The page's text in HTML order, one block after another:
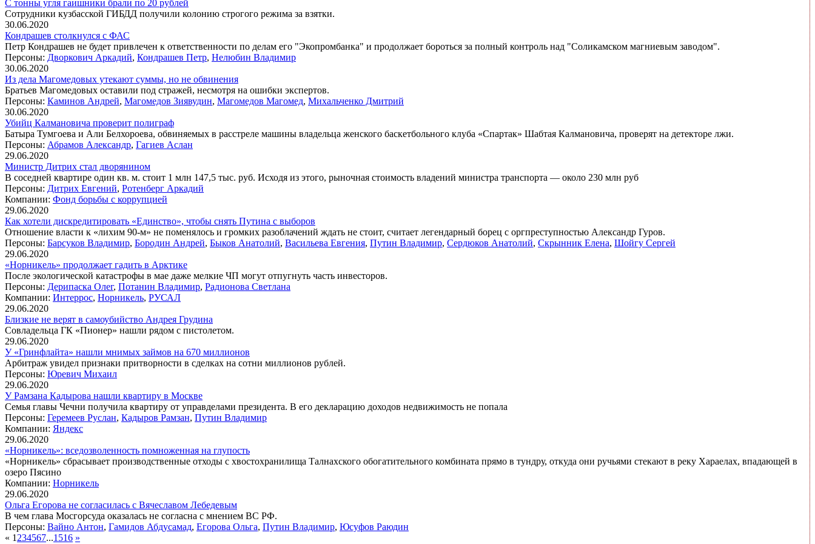
С тонны угля гаишники брали по 20 рублей
Сотрудники кузбасской ГИБДД получили колонию строгого режима за взятки.
30.06.2020
Кондрашев столкнулся с ФАС
Петр Кондрашев не будет привлечен к ответственности по делам его "Экопромбанка" и продолжает бороться за полный контроль над "Соликамском магниевым заводом".
Персоны: Дворкович Аркадий, Кондрашев Петр, Нелюбин Владимир
30.06.2020
Из дела Магомедовых утекают суммы, но не обвинения
Братьев Магомедовых оставили под стражей, несмотря на ошибки экспертов.
Персоны: Каминов Андрей, Магомедов Зиявудин, Магомедов Магомед, Михальченко Дмитрий
30.06.2020
Убийц Калмановича проверит полиграф
Батыра Тумгоева и Али Белхороева, обвиняемых в расстреле машины владельца женского баскетбольного клуба «Спартак» Шабтая Калмановича, проверят на детекторе лжи.
Персоны: Абрамов Александр, Гагиев Аслан
29.06.2020
Министр Дитрих стал дворянином
В соседней квартире один кв. м. стоит 1 млн 147,5 тыс. руб. Исходя из этого, рыночная стоимость владений министра транспорта — около 230 млн руб
Персоны: Дитрих Евгений, Ротенберг Аркадий
Компании: Фонд борьбы с коррупцией
29.06.2020
Как хотели дискредитировать «Единство», чтобы снять Путина с выборов
Отношение власти к «лихим 90-м» не поменялось и громких разоблачений ждать не стоит, считает легендарный борец с оргпреступностью Александр Гуров.
Персоны: Барсуков Владимир, Бородин Андрей, Быков Анатолий, Васильева Евгения, Путин Владимир, Сердюков Анатолий, Скрынник Елена, Шойгу Сергей
29.06.2020
«Норникель» продолжает гадить в Арктике
После экологической катастрофы в мае даже мелкие ЧП могут отпугнуть часть инвесторов.
Персоны: Дерипаска Олег, Потанин Владимир, Радионова Светлана
Компании: Интеррос, Норникель, РУСАЛ
29.06.2020
Близкие не верят в самоубийство Андрея Грудина
Совладельца ГК «Пионер» нашли рядом с пистолетом.
29.06.2020
У «Гринфлайта» нашли мнимых займов на 670 миллионов
Арбитраж увидел признаки притворности в сделках на сотни миллионов рублей.
Персоны: Юревич Михаил
29.06.2020
У Рамзана Кадырова нашли квартиру в Москве
Семья главы Чечни получила квартиру от управделами президента. В его декларацию доходов недвижимость не попала
Персоны: Геремеев Руслан, Кадыров Рамзан, Путин Владимир
Компании: Яндекс
29.06.2020
«Норникель»: вседозволенность помноженная на глупость
«Норникель» сбрасывает производственные отходы с хвостохранилища Талнахского обогатительного комбината прямо в тундру, откуда они ручьями стекают в реку Хараелах, впадающей в
озеро Пясино
Компании: Норникель
29.06.2020
Ольга Егорова не согласилась с Вячеславом Лебедевым
В чем глава Мосгорсуда оказалась не согласна с мнением ВС РФ.
Персоны: Вайно Антон, Гамидов Абдусамад, Егорова Ольга, Путин Владимир, Юсуфов Раюдин
« 1 234567...1516 »